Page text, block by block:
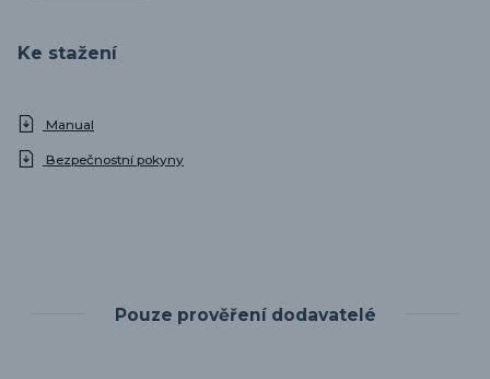
Ke stažení
Manual
Bezpečnostní pokyny
Pouze prověření dodavatelé